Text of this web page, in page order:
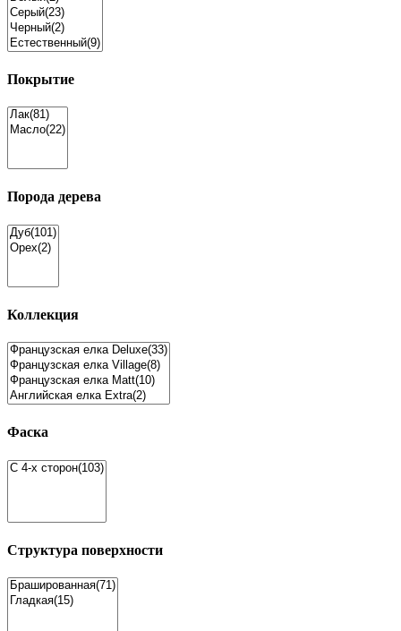
Покрытие
Порода дерева
Коллекция
Фаска
Структура поверхности